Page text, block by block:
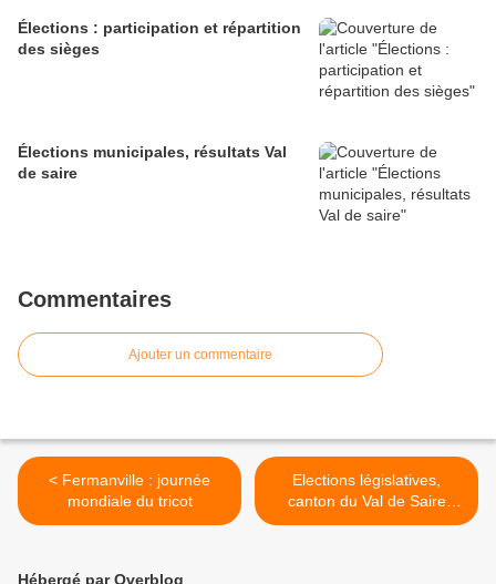
Élections : participation et répartition
des sièges
Élections municipales, résultats Val
de saire
Commentaires
Ajouter un commentaire
< Fermanville : journée
mondiale du tricot
Elections législatives,
canton du Val de Saire
Abstentions 2ème tour >
Hébergé par Overblog